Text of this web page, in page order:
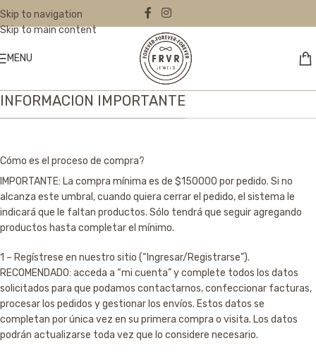
Skip to navigation
Skip to main content
MENU
INFORMACION IMPORTANTE
Cómo es el proceso de compra?
IMPORTANTE: La compra mínima es de $150000 por pedido. Si no
alcanza este umbral, cuando quiera cerrar el pedido, el sistema le
indicará que le faltan productos. Sólo tendrá que seguir agregando
productos hasta completar el mínimo.
1 – Regístrese en nuestro sitio (“Ingresar/Registrarse”).
RECOMENDADO: acceda a “mi cuenta” y complete todos los datos
solicitados para que podamos contactarnos, confeccionar facturas,
procesar los pedidos y gestionar los envíos. Estos datos se
completan por única vez en su primera compra o visita. Los datos
podrán actualizarse toda vez que lo considere necesario.